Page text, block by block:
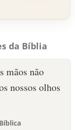
da Bíblia
mãos não
nossos olhos